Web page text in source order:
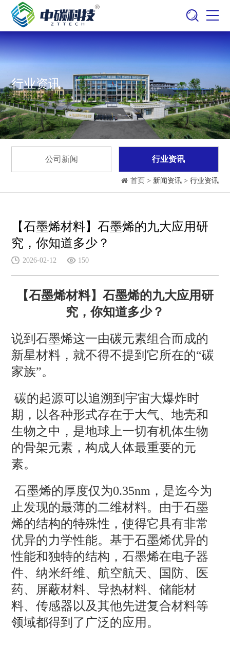
行业资讯
公司新闻 行业资讯
首页 > 新闻资讯 > 行业资讯
【石墨烯材料】石墨烯的九大应用研
究，你知道多少？
2026-02-12 150
【石墨烯材料】石墨烯的九大应用研
究，你知道多少？
说到石墨烯这一由碳元素组合而成的
新星材料，就不得不提到它所在的“碳
家族”。
碳的起源可以追溯到宇宙大爆炸时
期，以各种形式存在于大气、地壳和
生物之中，是地球上一切有机体生物
的骨架元素，构成人体最重要的元
素。
石墨烯的厚度仅为0.35nm，是迄今为
止发现的最薄的二维材料。由于石墨
烯的结构的特殊性，使得它具有非常
优异的力学性能。基于石墨烯优异的
性能和独特的结构，石墨烯在电子器
件、纳米纤维、航空航天、国防、医
药、屏蔽材料、导热材料、储能材
料、传感器以及其他先进复合材料等
领域都得到了广泛的应用。